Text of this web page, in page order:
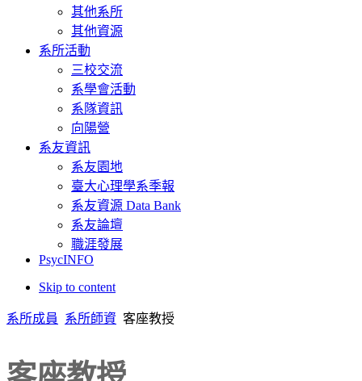
其他系所
其他資源
系所活動
三校交流
系學會活動
系隊資訊
向陽營
系友資訊
系友園地
臺大心理學系季報
系友資源 Data Bank
系友論壇
職涯發展
PsycINFO
Skip to content
系所成員 系所師資 客座教授